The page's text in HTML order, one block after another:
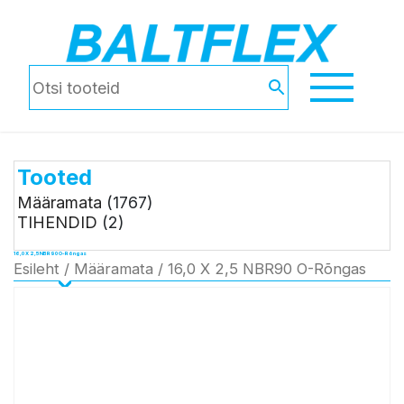
Tooted
Määramata (1767)
TIHENDID (2)
16,0 X 2,5 NBR90 O-Rõngas
Esileht / Määramata / 16,0 X 2,5 NBR90 O-Rõngas